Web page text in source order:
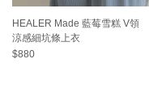
HEALER Made 藍莓雪糕 V領
涼感細坑條上衣
$880